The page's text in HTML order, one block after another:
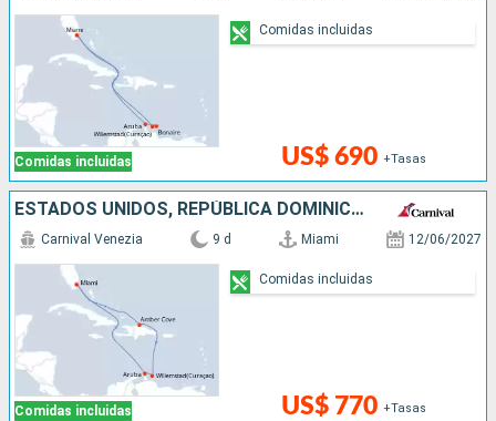
Comidas incluidas US$ 690 +Tasas
Comidas incluidas
ESTADOS UNIDOS, REPÚBLICA DOMINICANA, ARUBA
Comidas incluidas
Carnival Venezia 9 d Miami 12/06/2027
US$ 770 +Tasas
Comidas incluidas